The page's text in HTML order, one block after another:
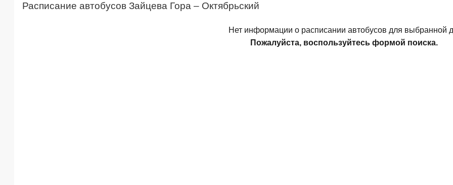
Расписание автобусов Зайцева Гора – Октябрьский
Нет информации о расписании автобусов для выбранной
Пожалуйста, воспользуйтесь формой поиска.